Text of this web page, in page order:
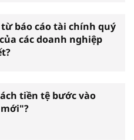
báo cáo tài chính quý
các doanh nghiệp
tiền tệ bước vào